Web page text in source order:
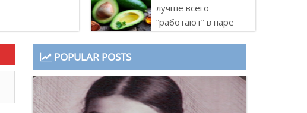
лучше всего
“работают” в паре
POPULAR POSTS